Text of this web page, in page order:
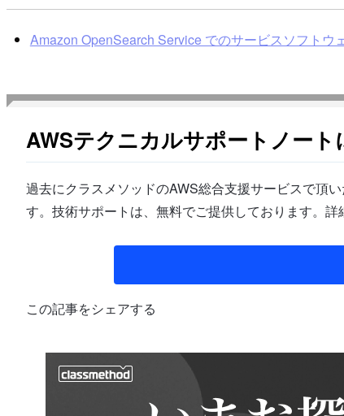
Amazon OpenSearch Service でのサービスソフトウ
AWSテクニカルサポートノート
過去にクラスメソッドのAWS総合支援サービスで頂
す。技術サポートは、無料でご提供しております。詳
この記事をシェアする